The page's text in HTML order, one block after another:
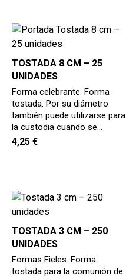
TOSTADA 8 CM – 25
UNIDADES
Forma celebrante. Forma
tostada. Por su diámetro
también puede utilizarse para
la custodia cuando se…
4,25 €
TOSTADA 3 CM – 250
UNIDADES
Formas Fieles: Forma
tostada para la comunión de